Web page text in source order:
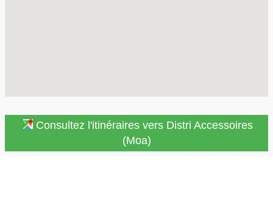
Consultez l'itinéraires vers Distri Accessoires
(Moa)